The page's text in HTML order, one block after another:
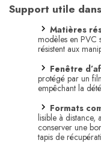
Support utile
Matières
modèles en PVC
résistent aux
Fenêtre
protégé par un
empêchant la
Formats
lisible à distance,
conserver une
tapis de